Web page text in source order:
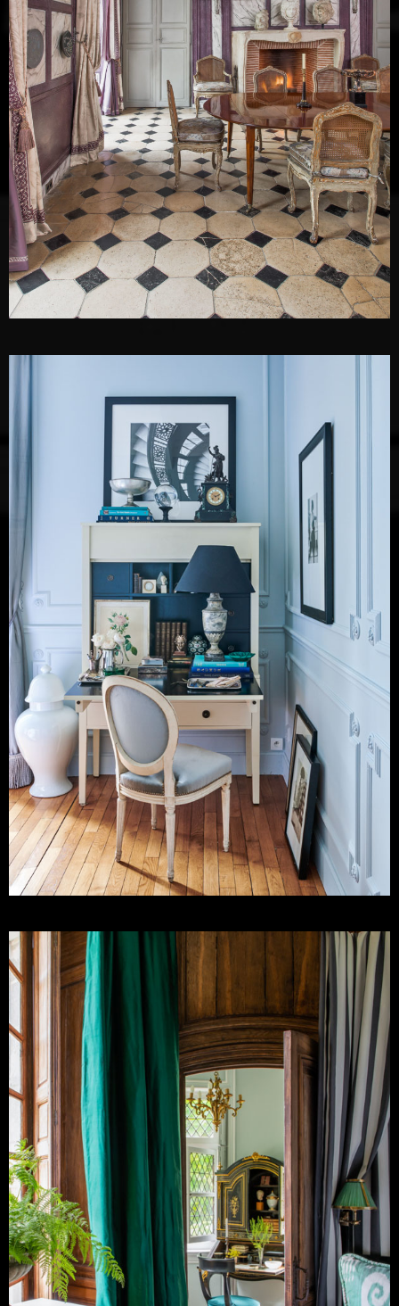
Juan Pablo Molyneux
David Jimenez